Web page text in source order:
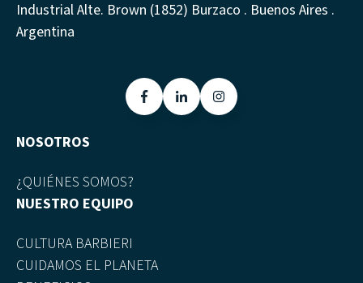
Industrial Alte. Brown (1852) Burzaco . Buenos Aires .
Argentina
NOSOTROS
¿QUIÉNES SOMOS?
NUESTRO EQUIPO
CULTURA BARBIERI
CUIDAMOS EL PLANETA